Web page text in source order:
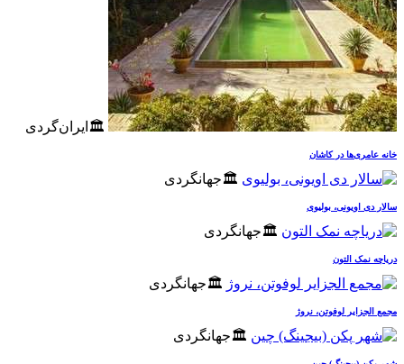
🏛️ایران‌گردی
خانه عامری‌ها در کاشان
🏛️جهانگردی
سالار دی اویونی، بولیوی
🏛️جهانگردی
دریاچه نمک التون
🏛️جهانگردی
مجمع الجزایر لوفوتن، نروژ
🏛️جهانگردی